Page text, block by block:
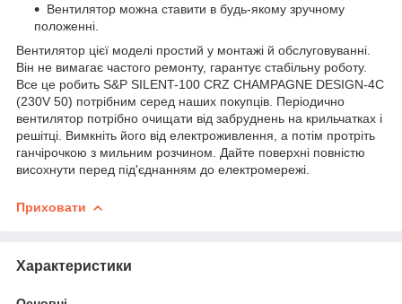
Вентилятор можна ставити в будь-якому зручному
положенні.
Вентилятор цієї моделі простий у монтажі й обслуговуванні.
Він не вимагає частого ремонту, гарантує стабільну роботу.
Все це робить S&P SILENT-100 CRZ CHAMPAGNE DESIGN-4C
(230V 50) потрібним серед наших покупців. Періодично
вентилятор потрібно очищати від забруднень на крильчатках і
решітці. Вимкніть його від електроживлення, а потім протріть
ганчірочкою з мильним розчином. Дайте поверхні повністю
висохнути перед під'єднанням до електромережі.
Приховати
Характеристики